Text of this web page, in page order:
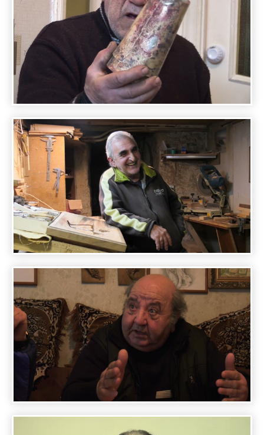
ARMENIAN MASTERS - PHOTOGRAPHER
HOVIK MALIANS
ARMENIAN MASTERS - EDIK ZHAMKOCHIAN
MUSHURBA MASTER
ARMENIAN MASTERS - SCULPTOR HAYK
TONOYAN